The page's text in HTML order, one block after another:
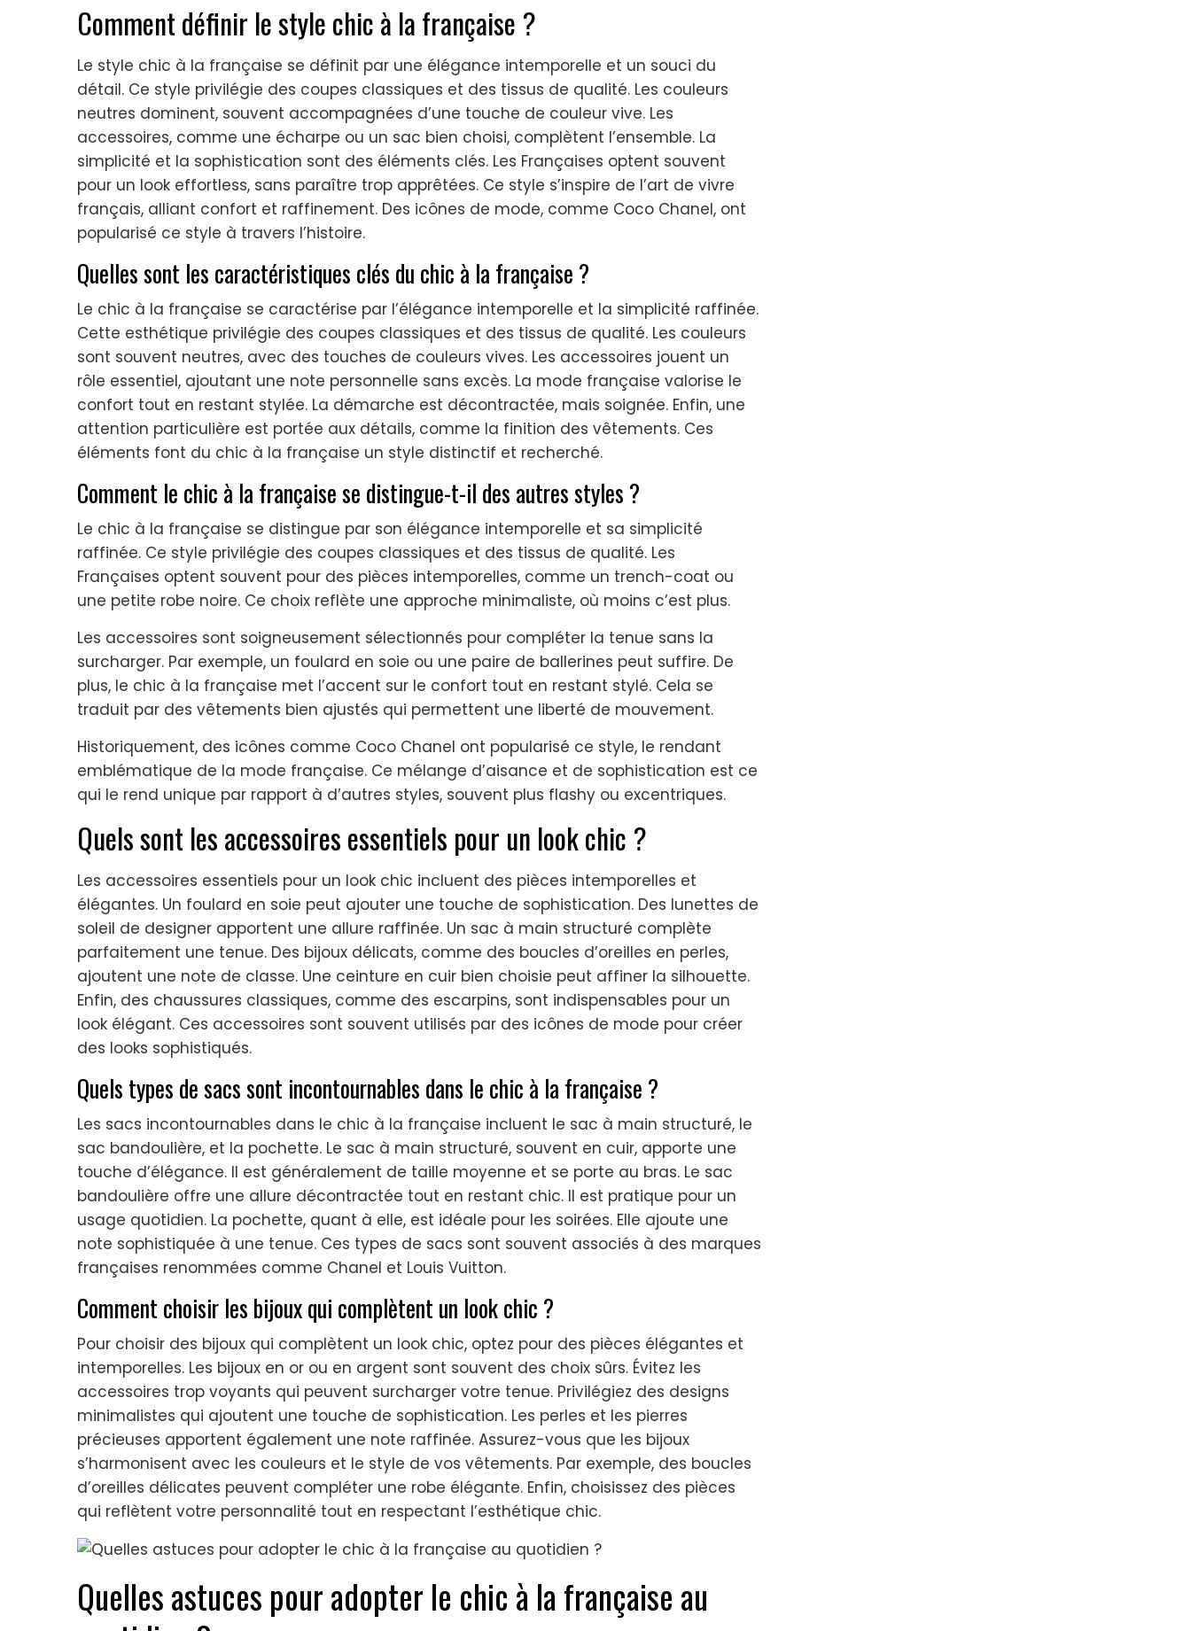
Comment définir le style chic à la française ?
Le style chic à la française se définit par une élégance intemporelle et un souci du
détail. Ce style privilégie des coupes classiques et des tissus de qualité. Les couleurs
neutres dominent, souvent accompagnées d’une touche de couleur vive. Les
accessoires, comme une écharpe ou un sac bien choisi, complètent l’ensemble. La
simplicité et la sophistication sont des éléments clés. Les Françaises optent souvent
pour un look effortless, sans paraître trop apprêtées. Ce style s’inspire de l’art de vivre
français, alliant confort et raffinement. Des icônes de mode, comme Coco Chanel, ont
popularisé ce style à travers l’histoire.
Quelles sont les caractéristiques clés du chic à la française ?
Le chic à la française se caractérise par l’élégance intemporelle et la simplicité raffinée.
Cette esthétique privilégie des coupes classiques et des tissus de qualité. Les couleurs
sont souvent neutres, avec des touches de couleurs vives. Les accessoires jouent un
rôle essentiel, ajoutant une note personnelle sans excès. La mode française valorise le
confort tout en restant stylée. La démarche est décontractée, mais soignée. Enfin, une
attention particulière est portée aux détails, comme la finition des vêtements. Ces
éléments font du chic à la française un style distinctif et recherché.
Comment le chic à la française se distingue-t-il des autres styles ?
Le chic à la française se distingue par son élégance intemporelle et sa simplicité
raffinée. Ce style privilégie des coupes classiques et des tissus de qualité. Les
Françaises optent souvent pour des pièces intemporelles, comme un trench-coat ou
une petite robe noire. Ce choix reflète une approche minimaliste, où moins c’est plus.
Les accessoires sont soigneusement sélectionnés pour compléter la tenue sans la
surcharger. Par exemple, un foulard en soie ou une paire de ballerines peut suffire. De
plus, le chic à la française met l’accent sur le confort tout en restant stylé. Cela se
traduit par des vêtements bien ajustés qui permettent une liberté de mouvement.
Historiquement, des icônes comme Coco Chanel ont popularisé ce style, le rendant
emblématique de la mode française. Ce mélange d’aisance et de sophistication est ce
qui le rend unique par rapport à d’autres styles, souvent plus flashy ou excentriques.
Quels sont les accessoires essentiels pour un look chic ?
Les accessoires essentiels pour un look chic incluent des pièces intemporelles et
élégantes. Un foulard en soie peut ajouter une touche de sophistication. Des lunettes de
soleil de designer apportent une allure raffinée. Un sac à main structuré complète
parfaitement une tenue. Des bijoux délicats, comme des boucles d’oreilles en perles,
ajoutent une note de classe. Une ceinture en cuir bien choisie peut affiner la silhouette.
Enfin, des chaussures classiques, comme des escarpins, sont indispensables pour un
look élégant. Ces accessoires sont souvent utilisés par des icônes de mode pour créer
des looks sophistiqués.
Quels types de sacs sont incontournables dans le chic à la française ?
Les sacs incontournables dans le chic à la française incluent le sac à main structuré, le
sac bandoulière, et la pochette. Le sac à main structuré, souvent en cuir, apporte une
touche d’élégance. Il est généralement de taille moyenne et se porte au bras. Le sac
bandoulière offre une allure décontractée tout en restant chic. Il est pratique pour un
usage quotidien. La pochette, quant à elle, est idéale pour les soirées. Elle ajoute une
note sophistiquée à une tenue. Ces types de sacs sont souvent associés à des marques
françaises renommées comme Chanel et Louis Vuitton.
Comment choisir les bijoux qui complètent un look chic ?
Pour choisir des bijoux qui complètent un look chic, optez pour des pièces élégantes et
intemporelles. Les bijoux en or ou en argent sont souvent des choix sûrs. Évitez les
accessoires trop voyants qui peuvent surcharger votre tenue. Privilégiez des designs
minimalistes qui ajoutent une touche de sophistication. Les perles et les pierres
précieuses apportent également une note raffinée. Assurez-vous que les bijoux
s’harmonisent avec les couleurs et le style de vos vêtements. Par exemple, des boucles
d’oreilles délicates peuvent compléter une robe élégante. Enfin, choisissez des pièces
qui reflètent votre personnalité tout en respectant l’esthétique chic.
Quelles astuces pour adopter le chic à la française au